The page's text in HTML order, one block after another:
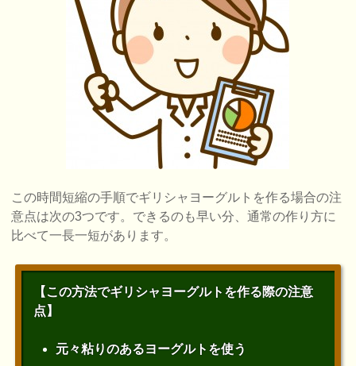
この時間短縮の手順でギリシャヨーグルトを作る場合の注
意点は次の3つです。できるのも早い分、通常の作り方に
比べて一長一短があります。
【この方法でギリシャヨーグルトを作る際の注意
点】
元々粘りのあるヨーグルトを使う